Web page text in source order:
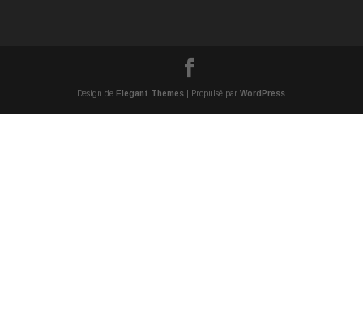
Design de Elegant Themes | Propulsé parWordPress